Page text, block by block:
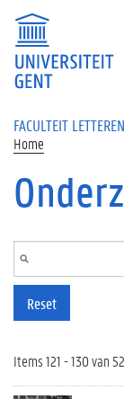
Overslaan en naar de
FACULTEIT
Home
Reset
Items 121 - 130 van